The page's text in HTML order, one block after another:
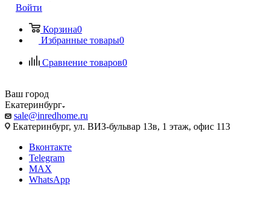
Войти
Корзина0
Избранные товары0
Сравнение товаров0
Ваш город
Екатеринбург
sale@inredhome.ru
Екатеринбург, ул. ВИЗ-бульвар 13в, 1 этаж, офис 113
Вконтакте
Telegram
MAX
WhatsApp